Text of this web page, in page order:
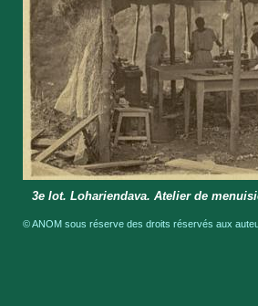
3e lot. Lohariendava. Atelier de
© ANOM sous réserve des droits réservés aux